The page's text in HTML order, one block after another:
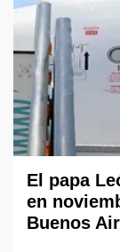
El papa
en
Buenos